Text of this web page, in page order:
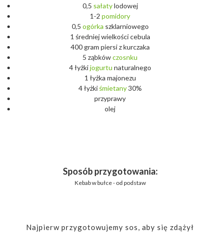
0,5 sałatylodowej
1-2 pomidory
0,5 ogórka szklarniowego
1 średniej wielkości cebula
400 gram piersi z kurczaka
5 ząbkówczosnku
4 łyżkijogurtu naturalnego
1 łyżka majonezu
4 łyżkiśmietany30%
przyprawy
olej
Sposób przygotowania:
Kebab w bułce - od podstaw
Najpierw przygotowujemy sos, aby się zdążył